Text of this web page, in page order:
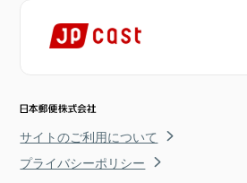
サイトのご利用について
プライバシーポリシー